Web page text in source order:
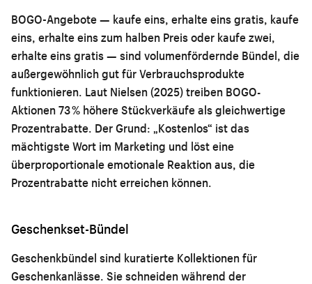
BOGO-Angebote — kaufe eins, erhalte eins gratis, kaufe
eins, erhalte eins zum halben Preis oder kaufe zwei,
erhalte eins gratis — sind volumenfördernde Bündel, die
außergewöhnlich gut für Verbrauchsprodukte
funktionieren. Laut Nielsen (2025) treiben BOGO-
Aktionen 73 % höhere Stückverkäufe als gleichwertige
Prozentrabatte. Der Grund: „Kostenlos“ ist das
mächtigste Wort im Marketing und löst eine
überproportionale emotionale Reaktion aus, die
Prozentrabatte nicht erreichen können.
Geschenkset-Bündel
Geschenkbündel sind kuratierte Kollektionen für
Geschenkanlässe. Sie schneiden während der